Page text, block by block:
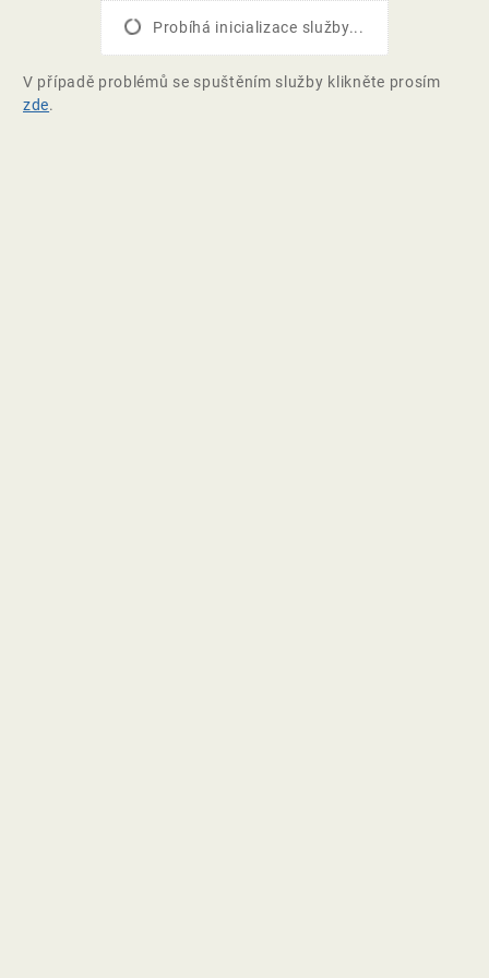
Probíhá inicializace služby...
V případě problémů se spuštěním služby klikněte prosím
zde.